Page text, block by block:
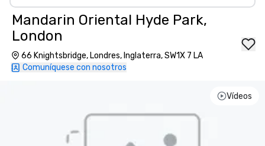
Mandarin Oriental Hyde Park,
London
66 Knightsbridge, Londres, Inglaterra, SW1X 7 LA
Comuníquese con nosotros
Vídeos